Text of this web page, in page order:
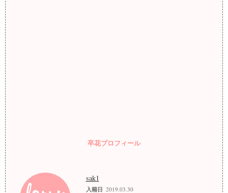
卒花プロフィール
sak1
入籍日 2019.03.30